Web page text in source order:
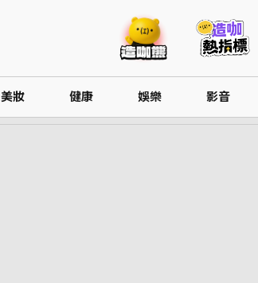
美妝 健康 娛樂 影音